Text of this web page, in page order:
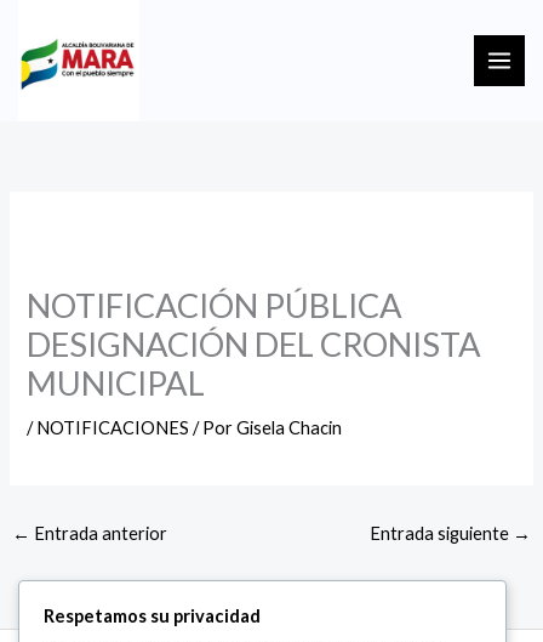
contenido
NOTIFICACIÓN PÚBLICA
DESIGNACIÓN DEL CRONISTA
MUNICIPAL
/NOTIFICACIONES / PorGisela Chacin
← Entrada anterior Entrada siguiente →
Respetamos su privacidad